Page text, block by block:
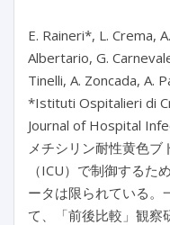
E. Raineri*, L. Crema,
Albertario, G.
Tinelli, A. Zoncada, A.
*Istituti Ospitalieri di
Journal of Hospital
メチシリン耐性黄色ブ
（ICU）で制御するた
ータは限られている。
て、「前後比較」観察